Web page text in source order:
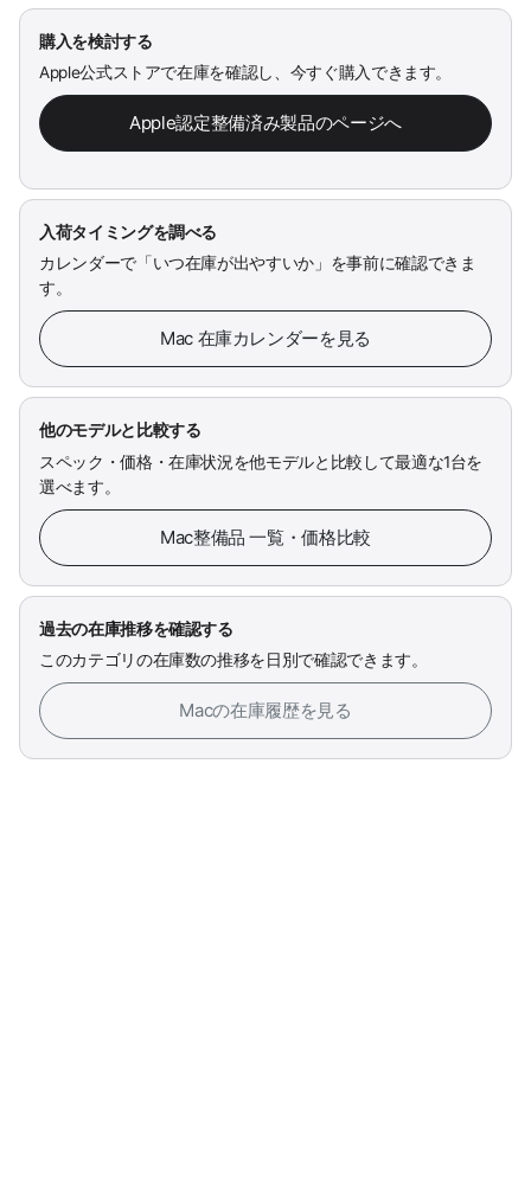
購入を検討する
Apple公式ストアで在庫を確認し、今すぐ購入できます。
Apple認定整備済み製品のページへ
入荷タイミングを調べる
カレンダーで「いつ在庫が出やすいか」を事前に確認できま
す。
Mac 在庫カレンダーを見る
他のモデルと比較する
スペック・価格・在庫状況を他モデルと比較して最適な1台を
選べます。
Mac整備品 一覧・価格比較
過去の在庫推移を確認する
このカテゴリの在庫数の推移を日別で確認できます。
Macの在庫履歴を見る